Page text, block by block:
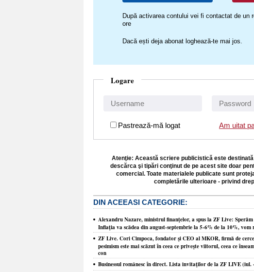
După activarea contului vei fi contactat de un
ore
Dacă ești deja abonat loghează-te mai jos.
Logare
Pastrează-mă logat Am uitat
Atenţie: Această scriere publicistică este
descărca şi tipări conţinut de pe acest site doar
comercial. Toate materialele publicate sunt
completările ulterioare - privind
DIN ACEEASI CATEGORIE:
Alexandru Nazare, ministrul finanţelor, a spus la ZF Live:
Inflaţia va scădea din august-septembrie la 5-6% de la 10%,
ZF Live. Cori Cimpoca, fondator şi CEO al MKOR, firmă de
pesimism este mai scăzut în ceea ce priveşte viitorul, ceea ce
con
Businessul românesc în direct. Lista invitaţilor de la ZF LIVE (iul.